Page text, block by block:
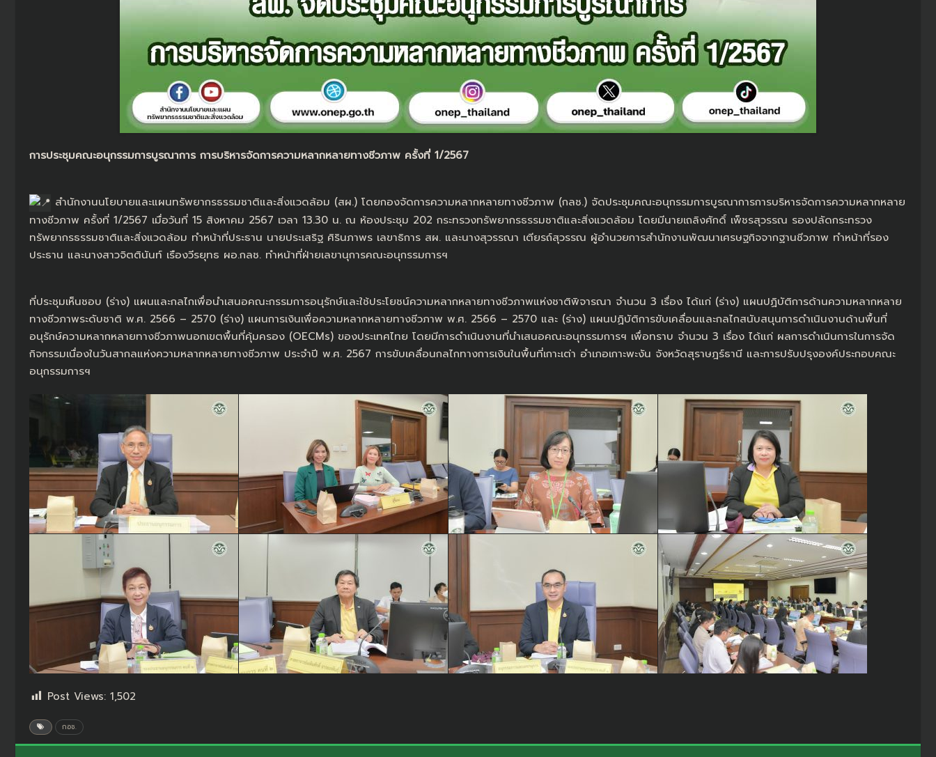
การประชุมคณะอนุกรรมการบูรณาการ การบริหารจัดการความหลากหลายทางชีวภาพ ครั้งที่ 1/2567
สำนักงานนโยบายและแผนทรัพยากรธรรมชาติและสิ่งแวดล้อม (สผ.) โดยกองจัดการความหลากหลายทางชีวภาพ (กลช.) จัดประชุมคณะอนุกรรมการบูรณาการการบริหารจัดการความหลากหลาย
ทางชีวภาพ ครั้งที่ 1/2567 เมื่อวันที่ 15 สิงหาคม 2567 เวลา 13.30 น. ณ ห้องประชุม 202 กระทรวงทรัพยากรธรรมชาติและสิ่งแวดล้อม โดยมีนายเถลิงศักดิ์ เพ็ชรสุวรรณ รองปลัดกระทรวง
ทรัพยากรธรรมชาติและสิ่งแวดล้อม ทำหน้าที่ประธาน นายประเสริฐ ศิรินภาพร เลขาธิการ สผ. และนางสุวรรณา เตียรถ์สุวรรณ ผู้อำนวยการสำนักงานพัฒนาเศรษฐกิจจากฐานชีวภาพ ทำหน้าที่รอง
ประธาน และนางสาวจิตตินันท์ เรืองวีรยุทธ ผอ.กลช. ทำหน้าที่ฝ่ายเลขานุการคณะอนุกรรมการฯ
ที่ประชุมเห็นชอบ (ร่าง) แผนและกลไกเพื่อนำเสนอคณะกรรมการอนุรักษ์และใช้ประโยชน์ความหลากหลายทางชีวภาพแห่งชาติพิจารณา จำนวน 3 เรื่อง ได้แก่ (ร่าง) แผนปฏิบัติการด้านความหลากหลาย
ทางชีวภาพระดับชาติ พ.ศ. 2566 – 2570 (ร่าง) แผนการเงินเพื่อความหลากหลายทางชีวภาพ พ.ศ. 2566 – 2570 และ (ร่าง) แผนปฏิบัติการขับเคลื่อนและกลไกสนับสนุนการดำเนินงานด้านพื้นที่
อนุรักษ์ความหลากหลายทางชีวภาพนอกเขตพื้นที่คุ้มครอง (OECMs) ของประเทศไทย โดยมีการดำเนินงานที่นำเสนอคณะอนุกรรมการฯ เพื่อทราบ จำนวน 3 เรื่อง ได้แก่ ผลการดำเนินการในการจัด
กิจกรรมเนื่องในวันสากลแห่งความหลากหลายทางชีวภาพ ประจำปี พ.ศ. 2567 การขับเคลื่อนกลไกทางการเงินในพื้นที่เกาะเต่า อำเภอเกาะพะงัน จังหวัดสุราษฎร์ธานี และการปรับปรุงองค์ประกอบคณะ
อนุกรรมการฯ
Post Views: 1,502
กอช.